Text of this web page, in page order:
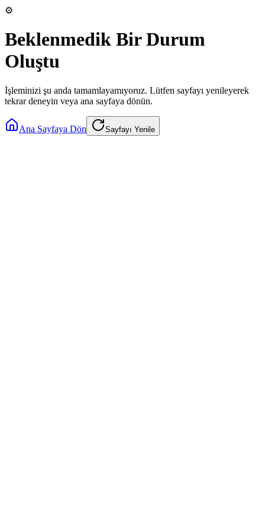
⚙️
Beklenmedik Bir Durum
Oluştu
İşleminizi şu anda tamamlayamıyoruz. Lütfen sayfayı yenileyerek
tekrar deneyin veya ana sayfaya dönün.
Ana Sayfaya Dön Sayfayı Yenile